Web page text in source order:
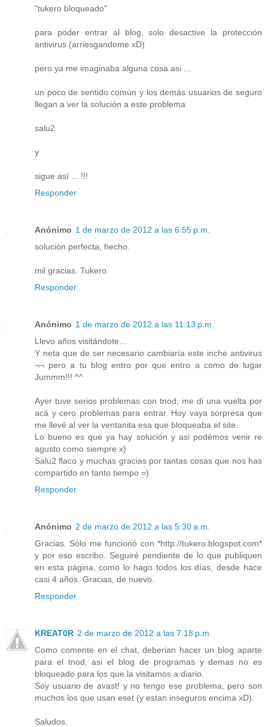
"tukero bloqueado"
para poder entrar al blog, solo desactive la protección
antivirus (arriesgandome xD)
pero ya me imaginaba alguna cosa asi ...
un poco de sentido común y los demás usuarios de seguro
llegan a ver la solución a este problema
salu2
y
sigue así ... !!!
Responder
Anónimo 1 de marzo de 2012 a las 6:55 p.m.
solución perfecta, hecho.
mil gracias. Tukero.
Responder
Anónimo 1 de marzo de 2012 a las 11:13 p.m.
Llevo años visitándote...
Y neta que de ser necesario cambiaría este inche antivirus
¬¬ pero a tu blog entro por que entro a como de lugar
Jummm!!! ^^
Ayer tuve serios problemas con tnod, me di una vuelta por
acá y cero problemas para entrar. Hoy vaya sorpresa que
me llevé al ver la ventanita esa que bloqueaba el site.
Lo bueno es que ya hay solución y asi podémos venir re
agusto como siempre x)
Salu2 flaco y muchas gracias por tantas cosas que nos has
compartido en tanto tiempo =)
Responder
Anónimo 2 de marzo de 2012 a las 5:30 a.m.
Gracias. Sólo me funcionó con *http://tukero.blogspot.com*
y por eso escribo. Seguiré pendiente de lo que publiquen
en esta página, como lo hago todos los días, desde hace
casi 4 años. Gracias, de nuevo.
Responder
KREAT0R 2 de marzo de 2012 a las 7:18 p.m.
Como comente en el chat, deberian hacer un blog aparte
para el tnod, asi el blog de programas y demas no es
bloqueado para los que la visitamos a diario.
Soy usuario de avast! y no tengo ese problema, pero son
muchos los que usan eset (y estan inseguros encima xD).
Saludos.